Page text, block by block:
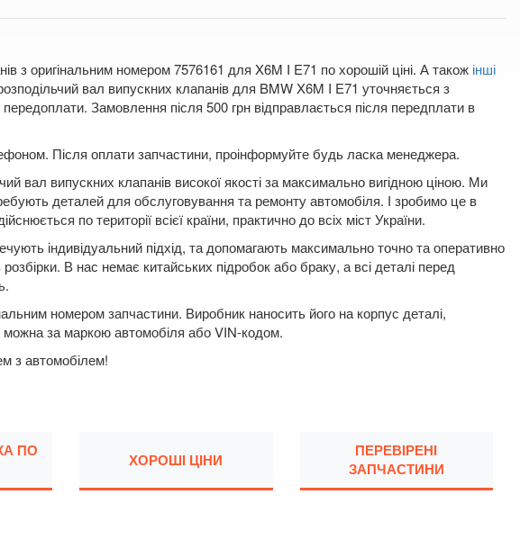
з оригінальним номером 7576161 для X6M I E71 по хорошій ціні. А також інші
вал випускних клапанів для BMW X6M I E71 уточняється з
Замовлення після 500 грн відправлається після передплати в
Після оплати запчастини, проінформуйте будь ласка менеджера.
вал випускних клапанів високої якості за максимально вигідною ціною. Ми
деталей для обслуговування та ремонту автомобіля. І зробимо це в
по території всієї країни, практично до всіх міст України.
індивідуальний підхід, та допомагають максимально точно та оперативно
В нас немає китайських підробок або браку, а всі деталі перед
номером запчастини. Виробник наносить його на корпус деталі,
можна за маркою автомобіля або VIN-кодом.
з автомобілем!
ПО
ХОРОШІ ЦІНИ
ПЕРЕВІРЕНІ
ЗАПЧАСТИНИ